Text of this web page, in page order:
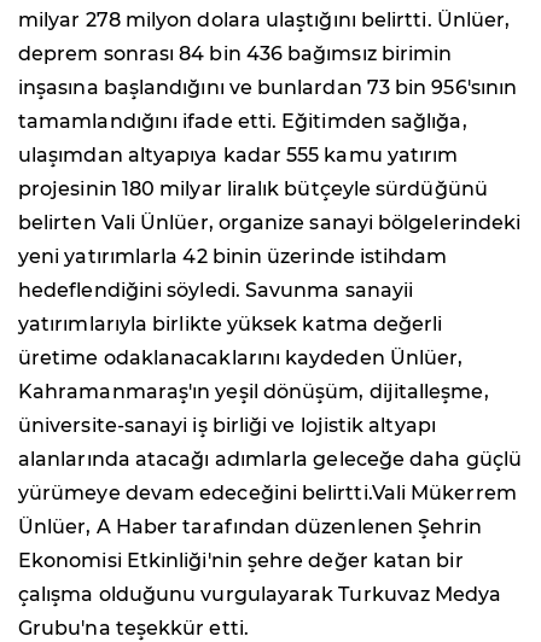
milyar 278 milyon dolara ulaştığını belirtti. Ünlüer,
deprem sonrası 84 bin 436 bağımsız birimin
inşasına başlandığını ve bunlardan 73 bin 956'sının
tamamlandığını ifade etti. Eğitimden sağlığa,
ulaşımdan altyapıya kadar 555 kamu yatırım
projesinin 180 milyar liralık bütçeyle sürdüğünü
belirten Vali Ünlüer, organize sanayi bölgelerindeki
yeni yatırımlarla 42 binin üzerinde istihdam
hedeflendiğini söyledi. Savunma sanayii
yatırımlarıyla birlikte yüksek katma değerli
üretime odaklanacaklarını kaydeden Ünlüer,
Kahramanmaraş'ın yeşil dönüşüm, dijitalleşme,
üniversite-sanayi iş birliği ve lojistik altyapı
alanlarında atacağı adımlarla geleceğe daha güçlü
yürümeye devam edeceğini belirtti.Vali Mükerrem
Ünlüer, A Haber tarafından düzenlenen Şehrin
Ekonomisi Etkinliği'nin şehre değer katan bir
çalışma olduğunu vurgulayarak Turkuvaz Medya
Grubu'na teşekkür etti.